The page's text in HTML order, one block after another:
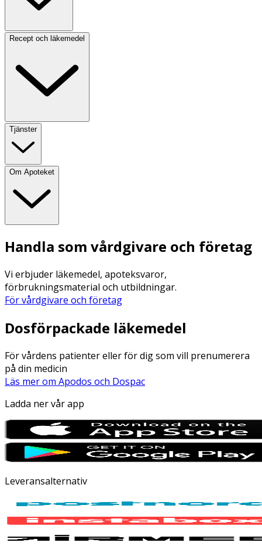
Recept och läkemedel
Tjänster
Om Apoteket
Handla som vårdgivare och företag
Vi erbjuder läkemedel, apoteksvaror,
förbrukningsmaterial och utbildningar.
För vårdgivare och företag
Dosförpackade läkemedel
För vårdens patienter eller för dig som vill prenumerera
på din medicin
Läs mer om Apodos och Dospac
Ladda ner vår app
Leveransalternativ